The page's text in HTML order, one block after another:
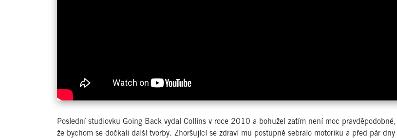
Poslední studiovku Going Back vydal Collins v roce 2010 a bohužel zatím není moc pravděpodobné,
že bychom se dočkali další tvorby. Zhoršující se zdraví mu postupně sebralo motoriku a před pár dny